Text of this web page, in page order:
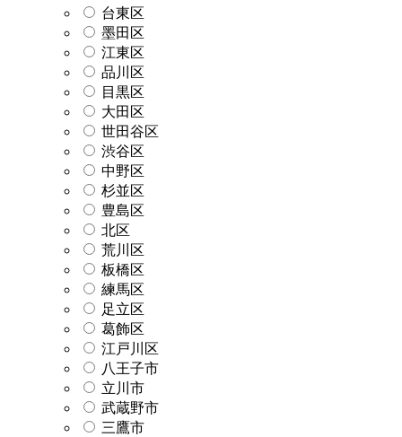
台東区
墨田区
江東区
品川区
目黒区
大田区
世田谷区
渋谷区
中野区
杉並区
豊島区
北区
荒川区
板橋区
練馬区
足立区
葛飾区
江戸川区
八王子市
立川市
武蔵野市
三鷹市